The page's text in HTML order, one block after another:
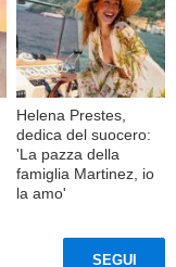
Helena Prestes,
dedica del suocero:
'La pazza della
famiglia Martinez, io
la amo'
SEGUI